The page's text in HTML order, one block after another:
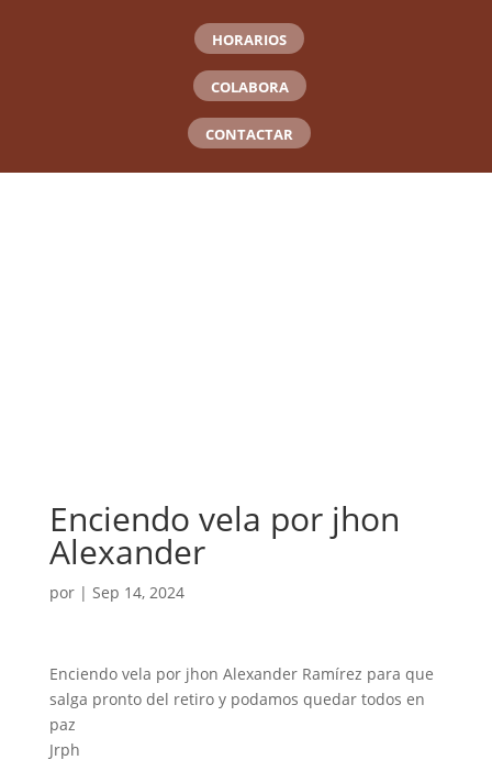
HORARIOS
COLABORA
CONTACTAR
Enciendo vela por jhon
Alexander
por | Sep 14, 2024
Enciendo vela por jhon Alexander Ramírez para que
salga pronto del retiro y podamos quedar todos en
paz
Jrph